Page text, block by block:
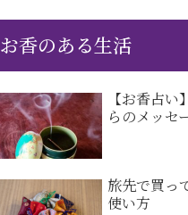
お香のある生活
【お香占
らのメッセ
旅先で買っ
使い方